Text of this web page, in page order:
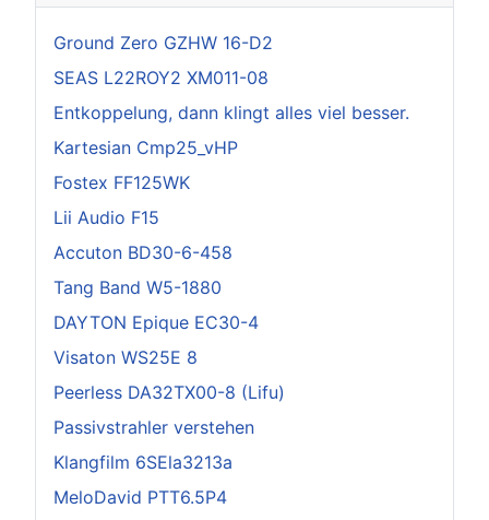
Ground Zero GZHW 16-D2
SEAS L22ROY2 XM011-08
Entkoppelung, dann klingt alles viel besser.
Kartesian Cmp25_vHP
Fostex FF125WK
Lii Audio F15
Accuton BD30-6-458
Tang Band W5-1880
DAYTON Epique EC30-4
Visaton WS25E 8
Peerless DA32TX00-8 (Lifu)
Passivstrahler verstehen
Klangfilm 6SEla3213a
MeloDavid PTT6.5P4